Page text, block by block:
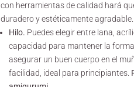
con herramientas de calidad hará
duradero y estéticamente agradable.
Hilo. Puedes elegir entre lana,
capacidad para mantener la
asegurar un buen cuerpo en el
facilidad, ideal para principiantes.